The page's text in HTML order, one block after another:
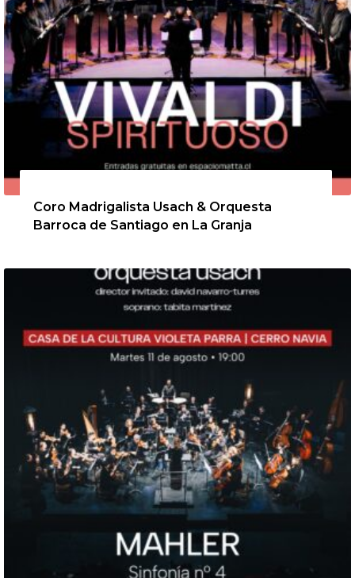
Coro Madrigalista Usach & Orquesta
Barroca de Santiago en La Granja